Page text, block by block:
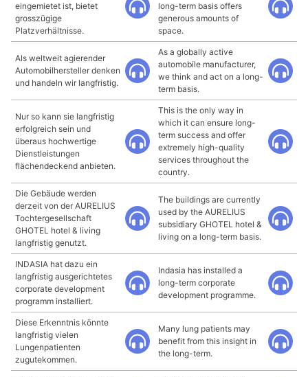
eingemietet ist, bietet
grosszügige
Platzverhältnisse.
long-term basis offers
generous amounts of
space.
Als weltweit agierender
Automobilhersteller denken
und handeln wir langfristig.
As a globally active
automobile manufacturer,
we think and act on a long-
term basis.
Nur so kann sie langfristig
erfolgreich sein und
überaus hochwertige
Dienstleistungen
flächendeckend anbieten.
This is the only way in
which it can ensure long-
term success and offer
extremely high-quality
services throughout the
country.
Die Gebäude werden
derzeit von der AURELIUS
Tochtergesellschaft
GHOTEL hotel & living
langfristig genutzt.
The buildings are currently
used by the AURELIUS
subsidiary GHOTEL hotel &
living on a long-term basis.
INDASIA hat dazu ein
langfristig ausgerichtetes
corporate development
programm installiert.
Indasia has installed a
long-term corporate
development programme.
Diese Erkenntnis könnte
langfristig vielen
Lungenpatienten
zugutekommen.
Many lung patients may
benefit from this insight in
the long-term.